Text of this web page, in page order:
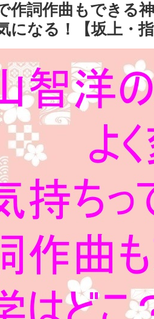
作詞作曲もできる
になる！【坂上・